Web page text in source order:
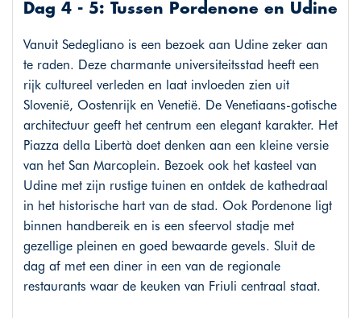
Dag 4 - 5: Tussen Pordenone en Udine
Vanuit Sedegliano is een bezoek aan Udine zeker aan
te raden. Deze charmante universiteitsstad heeft een
rijk cultureel verleden en laat invloeden zien uit
Slovenië, Oostenrijk en Venetië. De Venetiaans-gotische
architectuur geeft het centrum een elegant karakter. Het
Piazza della Libertà doet denken aan een kleine versie
van het San Marcoplein. Bezoek ook het kasteel van
Udine met zijn rustige tuinen en ontdek de kathedraal
in het historische hart van de stad. Ook Pordenone ligt
binnen handbereik en is een sfeervol stadje met
gezellige pleinen en goed bewaarde gevels. Sluit de
dag af met een diner in een van de regionale
restaurants waar de keuken van Friuli centraal staat.